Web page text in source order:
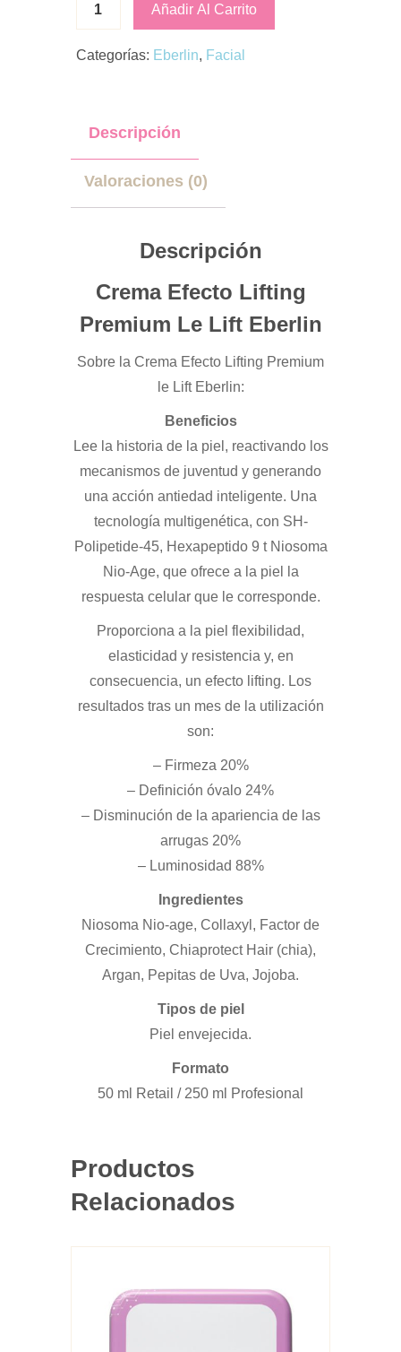
Añadir Al Carrito
Categorías: Eberlin, Facial
Descripción
Valoraciones (0)
Descripción
Crema Efecto Lifting
Premium Le Lift Eberlin
Sobre la Crema Efecto Lifting Premium
le Lift Eberlin:
Beneficios
Lee la historia de la piel, reactivando los
mecanismos de juventud y generando
una acción antiedad inteligente. Una
tecnología multigenética, con SH-
Polipetide-45, Hexapeptido 9 t Niosoma
Nio-Age, que ofrece a la piel la
respuesta celular que le corresponde.
Proporciona a la piel flexibilidad,
elasticidad y resistencia y, en
consecuencia, un efecto lifting. Los
resultados tras un mes de la utilización
son:
– Firmeza 20%
– Definición óvalo 24%
– Disminución de la apariencia de las
arrugas 20%
– Luminosidad 88%
Ingredientes
Niosoma Nio-age, Collaxyl, Factor de
Crecimiento, Chiaprotect Hair (chia),
Argan, Pepitas de Uva, Jojoba.
Tipos de piel
Piel envejecida.
Formato
50 ml Retail / 250 ml Profesional
Productos
Relacionados